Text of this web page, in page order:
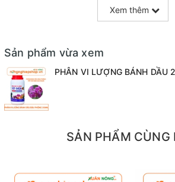
hàm lượng dinh dưỡng caoở dạng d
cùng với hàm lượng đạm cao chuyên
phục hồi mai sau tết
cung cấp dinh
hoa lanđể sinh trưởng và phát triển mạnh
Phân bánh dầu dạng
sử dụng
(dạng bột hay dạng bánh) và phân bánh
Xem thêm
Sản phẩm vừa xem
PHÂN VI LƯỢNG BÁNH DẦU
SẢN PHẨM CÙNG